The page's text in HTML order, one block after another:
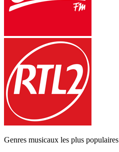
Genres musicaux les plus populaires